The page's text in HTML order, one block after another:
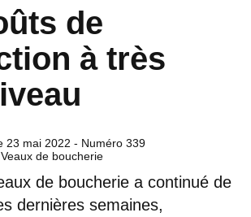
de
à très
23 mai 2022 - Numéro 339
de boucherie
de boucherie a continué de
dernières semaines,